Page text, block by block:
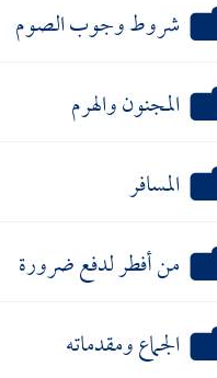
شروط وجوب الصوم
المجنون والهرم
المسافر
من أفطر لدفع ضرورة
الجماع ومقدماته